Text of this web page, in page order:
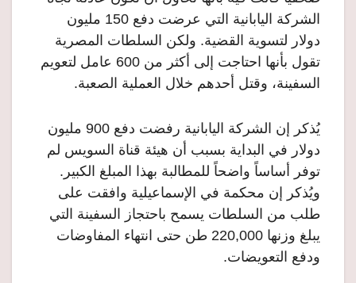
الشركة اليابانية التي عرضت دفع 150 مليون
دولار لتسوية القضية. ولكن السلطات المصرية
تقول بأنها احتاجت إلى أكثر من 600 عامل لتعويم
السفينة، وقتل أحدهم خلال العملية الصعبة.
يُذكر إن الشركة اليابانية رفضت دفع 900 مليون
دولار في البداية بسبب أن هيئة قناة السويس لم
توفر أساساً واضحاً للمطالبة بهذا المبلغ الكبير.
ويُذكر إن محكمة في الإسماعيلية وافقت على
طلب من السلطات يسمح باحتجاز السفينة التي
يبلغ وزنها 220,000 طن حتى انتهاء المفاوضات
ودفع التعويضات.